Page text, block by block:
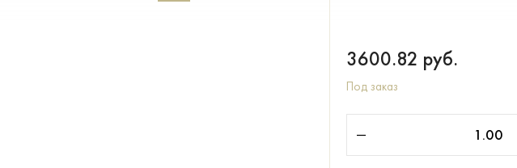
3600.82 руб.
Под заказ